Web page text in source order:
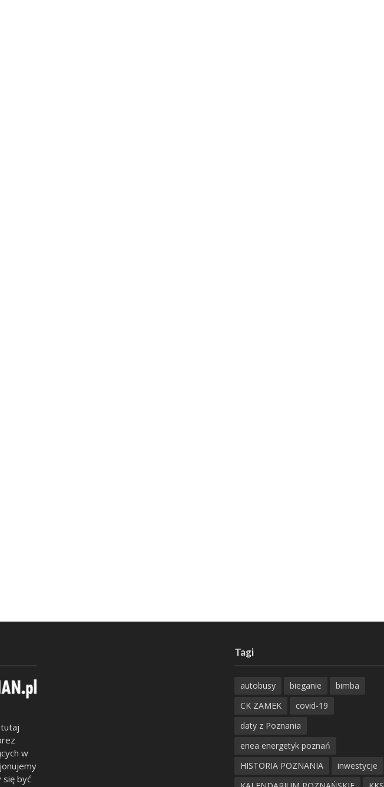
w
być
Tagi
autobusy bieganie
bimba
CK ZAMEK
covid-19
daty z Poznania
enea energetyk poznań
HISTORIA POZNANIA
inwestycje